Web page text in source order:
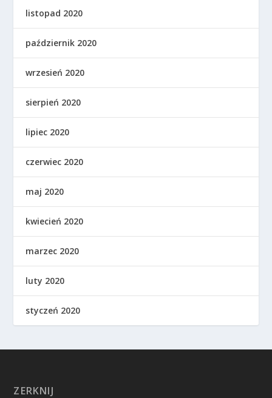
listopad 2020
październik 2020
wrzesień 2020
sierpień 2020
lipiec 2020
czerwiec 2020
maj 2020
kwiecień 2020
marzec 2020
luty 2020
styczeń 2020
ZERKNIJ